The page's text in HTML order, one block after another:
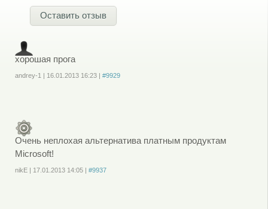
Оставить отзыв
хорошая прога
andrey-1 | 16.01.2013 16:23| #9929
Очень неплохая альтернатива платным продуктам
Microsoft!
nikE| 17.01.2013 14:05| #9937